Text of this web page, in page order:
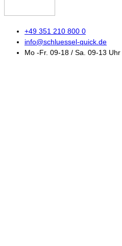
+49 351 210 800 0
info@schluessel-quick.de
Mo -Fr. 09-18 / Sa. 09-13 Uhr